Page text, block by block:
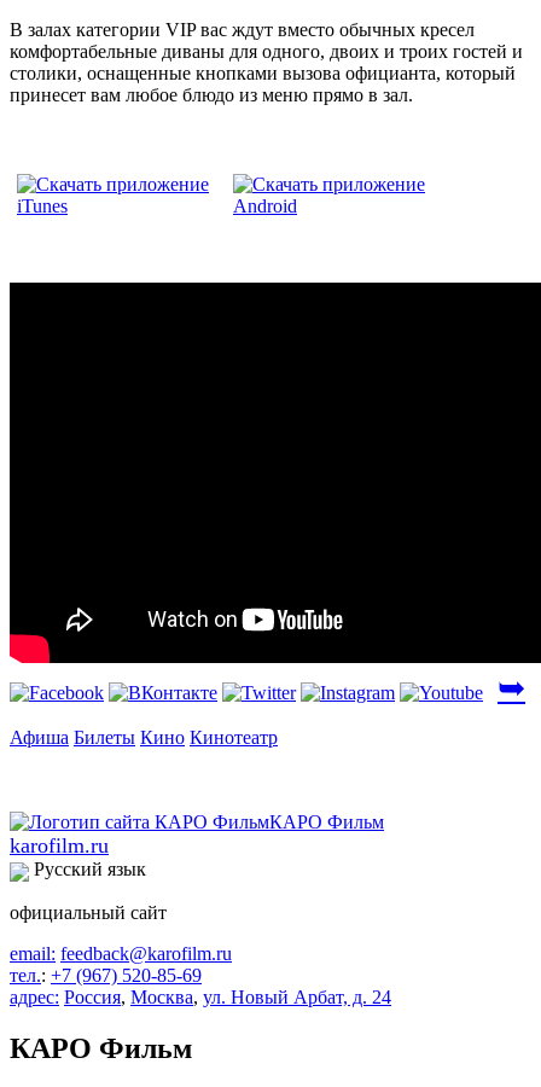
В залах категории VIP вас ждут вместо обычных кресел
комфортабельные диваны для одного, двоих и троих гостей и
столики, оснащенные кнопками вызова официанта, который
принесет вам любое блюдо из меню прямо в зал.
➥
Афиша Билеты Кино Кинотеатр
karofilm.ru
Русский язык
официальный сайт
email: feedback@karofilm.ru
тел.: +7 (967) 520-85-69
адрес: Россия, Москва, ул. Новый Арбат, д. 24
КАРО Фильм